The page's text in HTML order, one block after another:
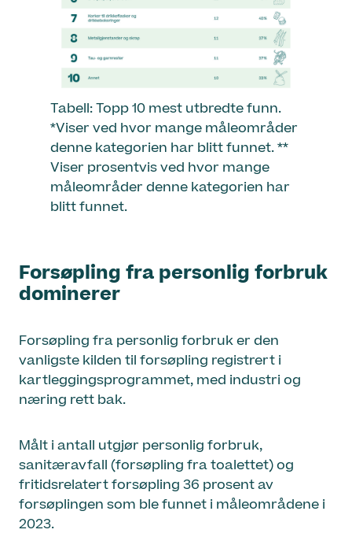
Tabell: Topp 10 mest utbredte funn.
*Viser ved hvor mange måleområder
denne kategorien har blitt funnet. **
Viser prosentvis ved hvor mange
måleområder denne kategorien har
blitt funnet.
Forsøpling fra personlig forbruk
dominerer
Forsøpling fra personlig forbruk er den
vanligste kilden til forsøpling registrert i
kartleggingsprogrammet, med industri og
næring rett bak.
Målt i antall utgjør personlig forbruk,
sanitæravfall (forsøpling fra toalettet) og
fritidsrelatert forsøpling 36 prosent av
forsøplingen som ble funnet i måleområdene i
2023.